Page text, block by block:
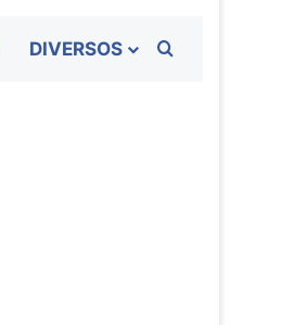
DIVERSOS